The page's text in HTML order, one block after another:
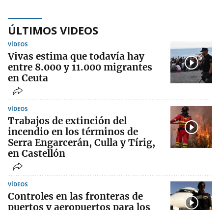
ÚLTIMOS VIDEOS
VÍDEOS
Vivas estima que todavía hay
entre 8.000 y 11.000 migrantes
en Ceuta
VÍDEOS
Trabajos de extinción del
incendio en los términos de
Serra Engarcerán, Culla y Tírig,
en Castellón
VÍDEOS
Controles en las fronteras de
puertos y aeropuertos para los